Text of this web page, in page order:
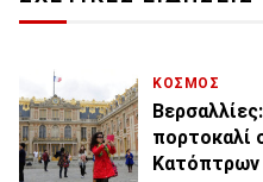
ΚΟΣΜΟΣ
πορτοκαλί
Κατόπτρων